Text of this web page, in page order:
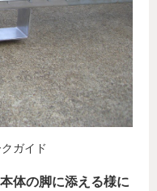
ガイド
体の脚に添える様に